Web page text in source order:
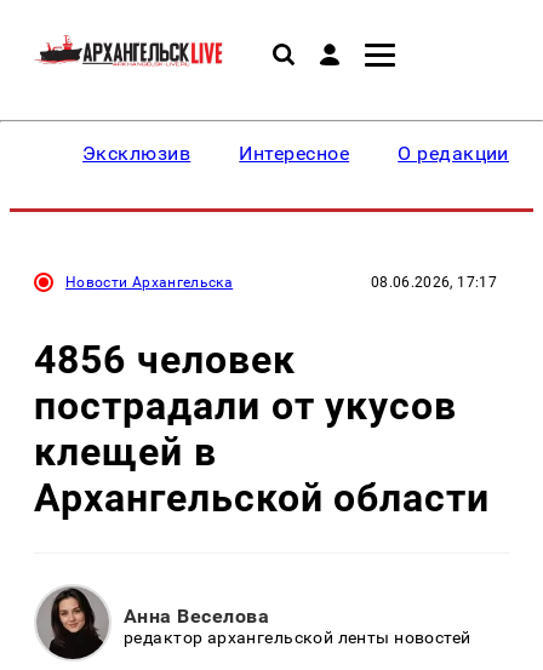
Эксклюзив Интересное О редакции
Новости Архангельска 08.06.2026, 17:17
4856 человек
пострадали от укусов
клещей в
Архангельской области
Анна Веселова
редактор архангельской ленты новостей